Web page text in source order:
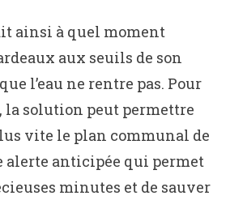
ainsi à quel moment
aux seuils de son
l’eau ne rentre pas. Pour
solution peut permettre
vite le plan communal de
alerte anticipée qui permet
minutes et de sauver